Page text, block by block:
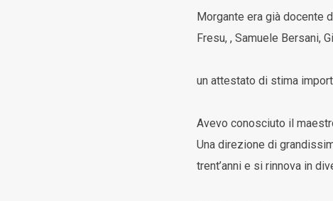
Morgante era già docente
Fresu, , Samuele Bersani,
un attestato di stima
Avevo conosciuto il
Una direzione di
trent’anni e si rinnova in